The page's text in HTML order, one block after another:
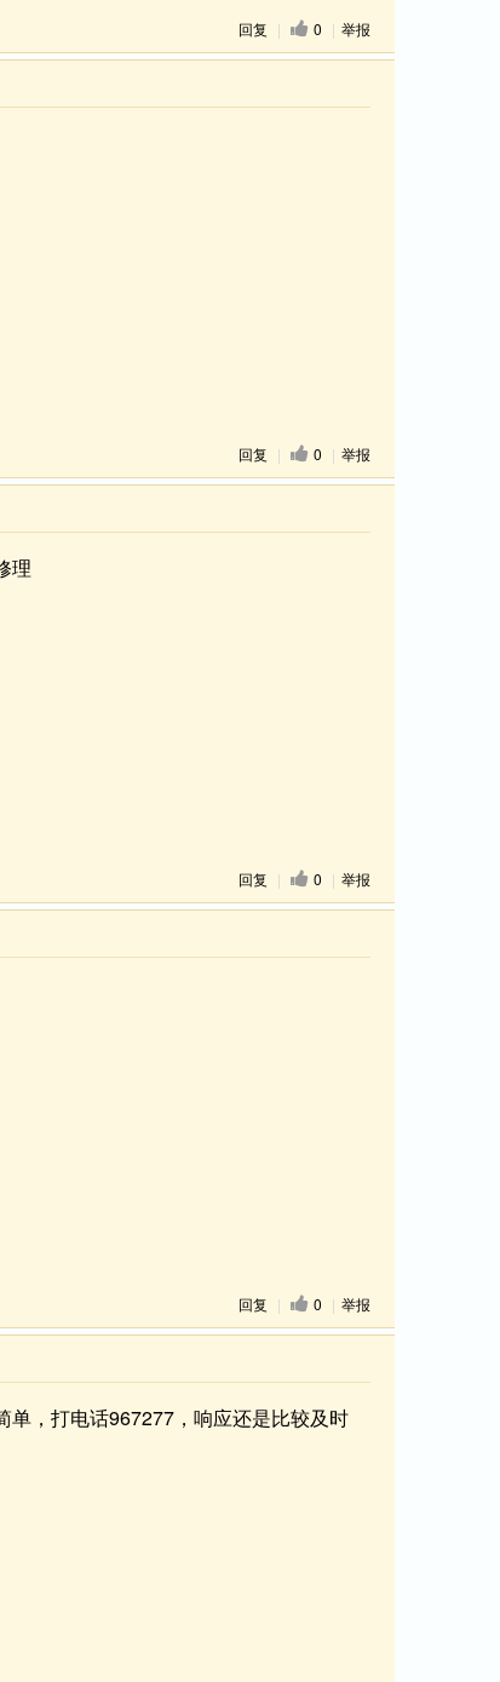
回复 | 0 | 举报
回复 | 0 | 举报
理
回复 | 0 | 举报
回复 | 0 | 举报
，打电话967277，响应还是比较及时